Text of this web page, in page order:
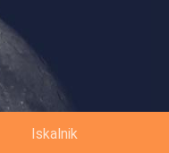
Iskalnik